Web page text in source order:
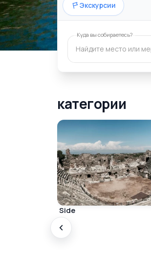
Откуда всё
Для незабываемых
Экскурсии
Куда вы собираетесь?
категории
Side